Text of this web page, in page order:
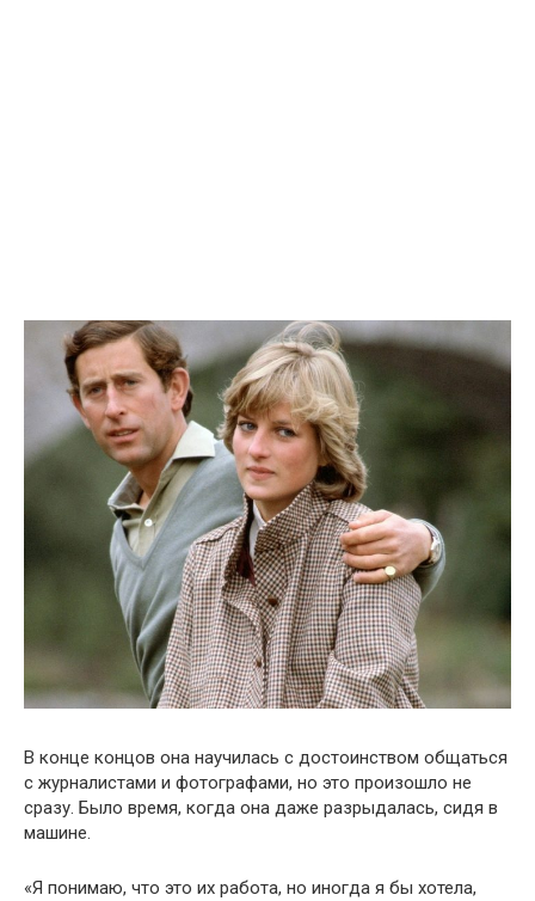
В конце концов она научилась с достоинством общаться
с журналистами и фотографами, но это произошло не
сразу. Было время, когда она даже разрыдалась, сидя в
машине.
«Я понимаю, что это их работа, но иногда я бы хотела,